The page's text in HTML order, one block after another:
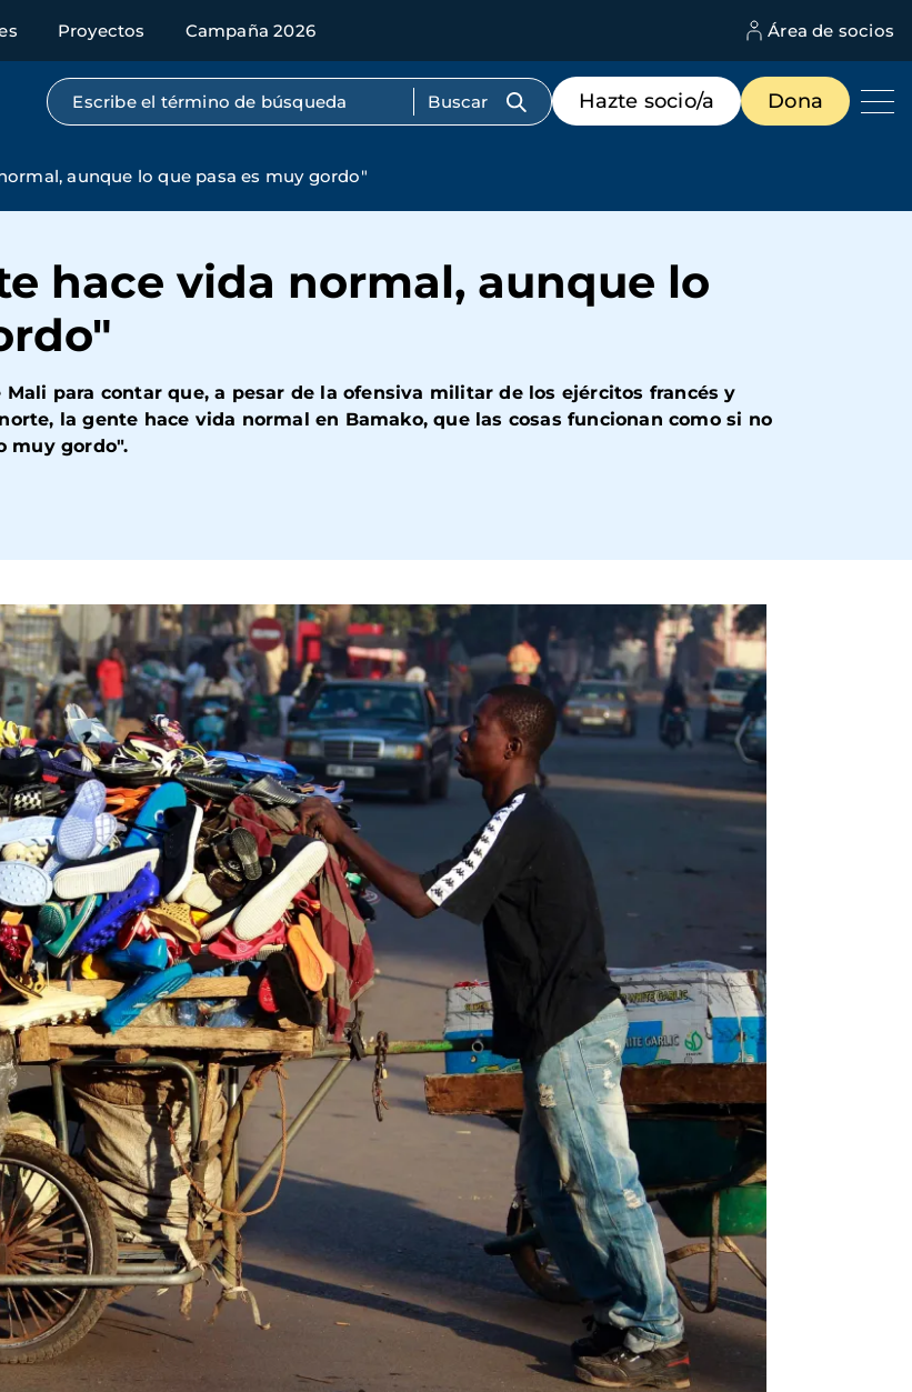
Proyectos Campaña 2026 Área de socios
Búsqueda por texto completo
Menú
de
destacados
Hazte socio/a Dona
aunque lo que pasa es muy gordo"
hace vida normal, aunque lo
para contar que, a pesar de la ofensiva militar de los ejércitos francés y
la gente hace vida normal en Bamako, que las cosas funcionan como si no
muy gordo".